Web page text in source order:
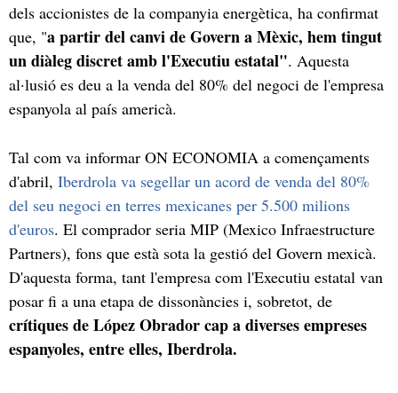
dels accionistes de la companyia energètica, ha confirmat
que, "a partir del canvi de Govern a Mèxic, hem tingut
un diàleg discret amb l'Executiu estatal". Aquesta
al·lusió es deu a la venda del 80% del negoci de l'empresa
espanyola al país americà.
Tal com va informar ON ECONOMIA a començaments
d'abril, Iberdrola va segellar un acord de venda del 80%
del seu negoci en terres mexicanes per 5.500 milions
d'euros. El comprador seria MIP (Mexico Infraestructure
Partners), fons que està sota la gestió del Govern mexicà.
D'aquesta forma, tant l'empresa com l'Executiu estatal van
posar fi a una etapa de dissonàncies i, sobretot, de
crítiques de López Obrador cap a diverses empreses
espanyoles, entre elles, Iberdrola.